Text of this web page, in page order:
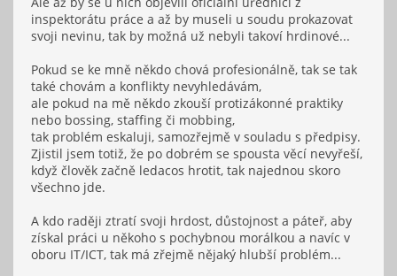
inspektorátu práce a až by museli u soudu prokazovat
svoji nevinu, tak by možná už nebyli takoví hrdinové...
Pokud se ke mně někdo chová profesionálně, tak se tak
také chovám a konflikty nevyhledávám,
ale pokud na mě někdo zkouší protizákonné praktiky
nebo bossing, staffing či mobbing,
tak problém eskaluji, samozřejmě v souladu s předpisy.
Zjistil jsem totiž, že po dobrém se spousta věcí nevyřeší,
když člověk začně ledacos hrotit, tak najednou skoro
všechno jde.
A kdo raději ztratí svoji hrdost, důstojnost a páteř, aby
získal práci u někoho s pochybnou morálkou a navíc v
oboru IT/ICT, tak má zřejmě nějaký hlubší problém...